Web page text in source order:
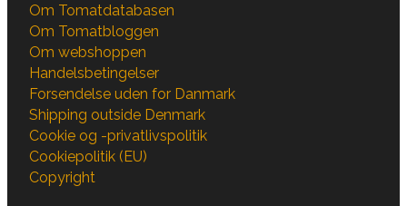
Om Tomatdatabasen
Om Tomatbloggen
Om webshoppen
Handelsbetingelser
Forsendelse uden for Danmark
Shipping outside Denmark
Cookie og -privatlivspolitik
Cookiepolitik (EU)
Copyright